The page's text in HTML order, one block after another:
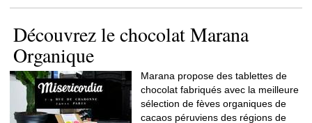
Découvrez le chocolat Marana
Organique
Marana propose des tablettes de
chocolat fabriqués avec la meilleure
sélection de fèves organiques de
cacaos péruviens des régions de